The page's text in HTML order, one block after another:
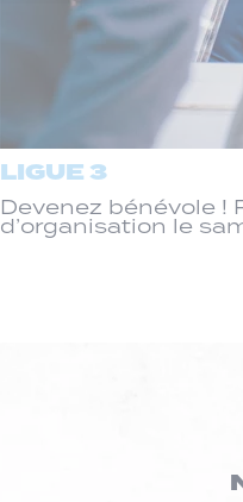
LIGUE 3
Devenez bénévole !
d’organisation le